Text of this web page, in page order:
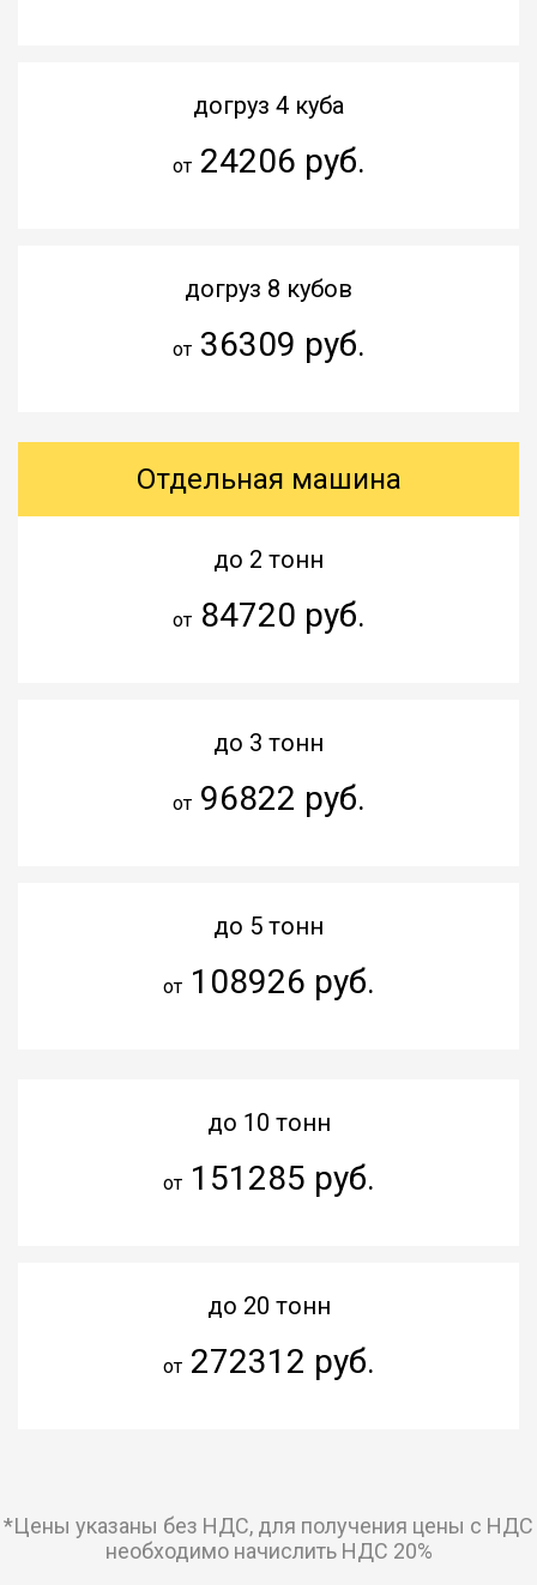
догруз 4 куба
от24206 руб.
догруз 8 кубов
от36309 руб.
Отдельная машина
до 2 тонн
от84720 руб.
до 3 тонн
от96822 руб.
до 5 тонн
от108926 руб.
до 10 тонн
от151285 руб.
до 20 тонн
от272312 руб.
*Цены указаны без НДС, для получения цены с НДС
необходимо начислить НДС 20%